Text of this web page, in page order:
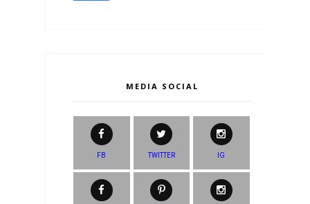
MEDIA SOCIAL
FB TWITTER IG